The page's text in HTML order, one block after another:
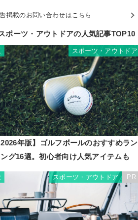
掲載のお問い合わせはこちら
ポーツ・アウトドアの人気記事TOP10
スポーツ・アウトドア
年版】ゴルフボールのおすすめラン
グ16選。初心者向け人気アイテムも
スポーツ・アウトドア PR